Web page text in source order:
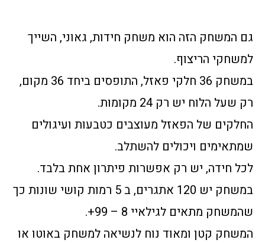
גם המשחק הזה הוא משחק חידות, גאוני, השייך
למשחקי הריצוף.
במשחק 36 חלקי פאזל, התופסים ביחד 36 מקום,
רק שעל הלוח יש רק 24 מקומות.
החלקים של הפאזל מעוצבים כטבעות ועיגולים
שמתאימים ויכולים להשתלב.
לכל חידה, יש רק אפשרות פיתרון אחת בלבד.
במשחק יש 120 אתגרים, ב 5 רמות קושי שונות כך
שהמשחק מתאים לגילאיי 8 – 99+.
המשחק קטן ומאוד נוח לנשיאה למשחק באוטו או